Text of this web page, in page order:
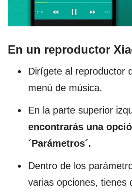
En un reproductor
Dirígete al reproductor
menú de música.
En la parte superior
encontrarás una
´Parámetros´.
Dentro de los
varias opciones, tienes